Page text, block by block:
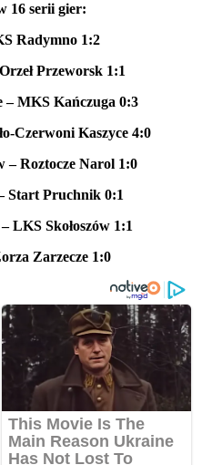
16 serii gier:
Radymno 1:2
Przeworsk 1:1
– MKS Kańczuga 0:3
Czerwoni Kaszyce 4:0
– Roztocze Narol 1:0
Start Pruchnik 0:1
LKS Skołoszów 1:1
Zarzecze 1:0